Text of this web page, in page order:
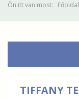
Ön itt van most: Főoldal
TIFFANY